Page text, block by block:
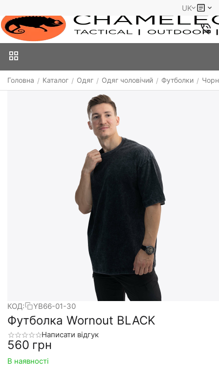
UK
Головна / Каталог / Одяг / Одяг чоловічий / Футболки /
КОД: YB66-01-30
Футболка Wornout BLACK
Написати відгук
‍560‍ грн
В наявності